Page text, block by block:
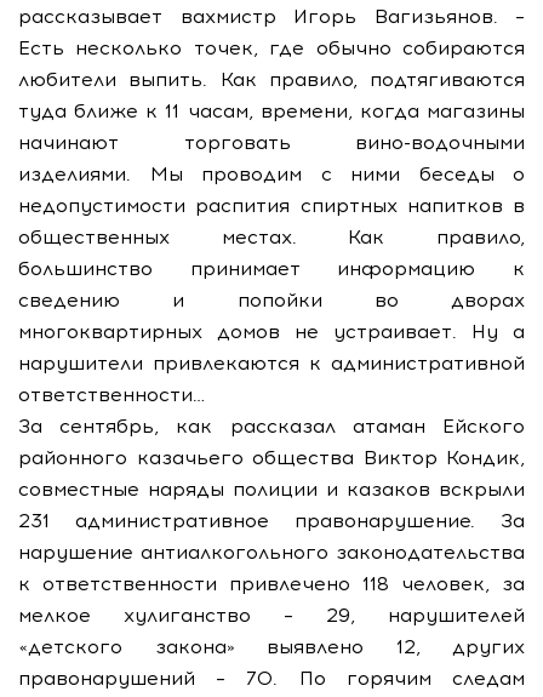
рассказывает вахмистр Игорь Вагизьянов. –
Есть несколько точек, где обычно собираются
любители выпить. Как правило, подтягиваются
туда ближе к 11 часам, времени, когда магазины
начинают торговать вино-водочными
изделиями. Мы проводим с ними беседы о
недопустимости распития спиртных напитков в
общественных местах. Как правило,
большинство принимает информацию к
сведению и попойки во дворах
многоквартирных домов не устраивает. Ну а
нарушители привлекаются к административной
ответственности…
За сентябрь, как рассказал атаман Ейского
районного казачьего общества Виктор Кондик,
совместные наряды полиции и казаков вскрыли
231 административное правонарушение. За
нарушение антиалкогольного законодательства
к ответственности привлечено 118 человек, за
мелкое хулиганство – 29, нарушителей
«детского закона» выявлено 12, других
правонарушений – 70. По горячим следам